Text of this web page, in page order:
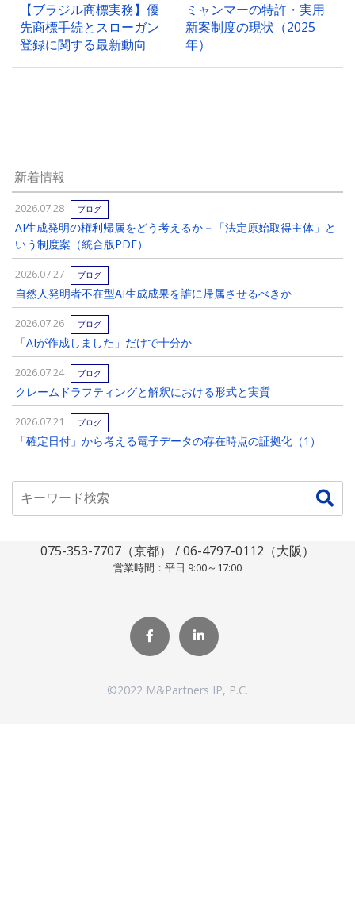
【ブラジル商標実務】優
先商標手続とスローガン
登録に関する最新動向
ミャンマーの特許・実用
新案制度の現状（2025
年）
新着情報
2026.07.28 ブログ
AI生成発明の権利帰属をどう考えるか－「法定原始取得主体」と
いう制度案（統合版PDF）
2026.07.27 ブログ
自然人発明者不在型AI生成成果を誰に帰属させるべきか
2026.07.26 ブログ
「AIが作成しました」だけで十分か
2026.07.24 ブログ
クレームドラフティングと解釈における形式と実質
2026.07.21 ブログ
「確定日付」から考える電子データの存在時点の証拠化（1）
075-353-7707（京都） / 06-4797-0112（大阪）
営業時間：平日 9:00～17:00
©2022 M&Partners IP, P.C.